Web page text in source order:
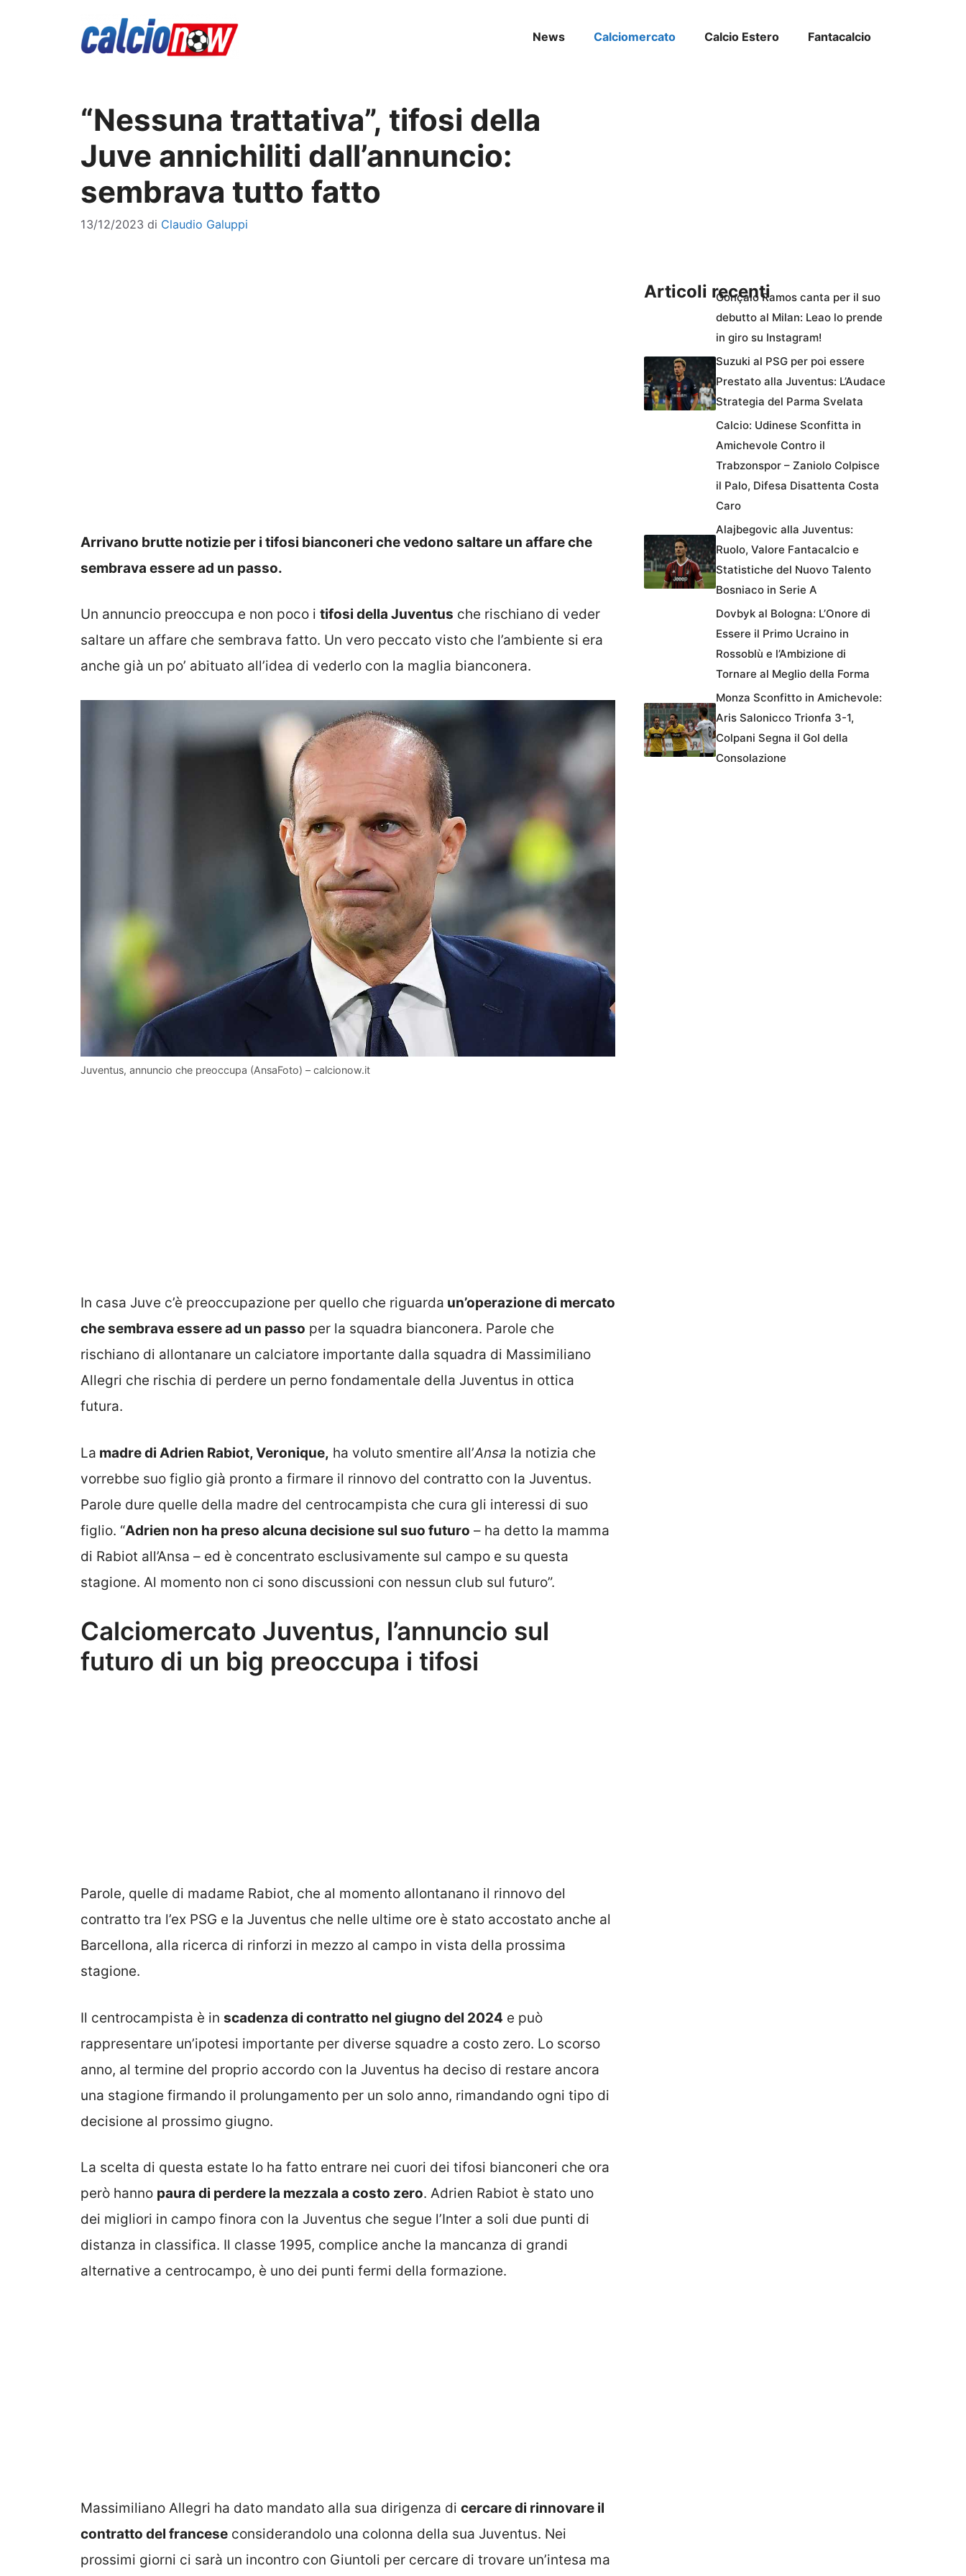
News Calciomercato Calcio Estero Fantacalcio
“Nessuna trattativa”, tifosi della
Juve annichiliti dall’annuncio:
sembrava tutto fatto
13/12/2023 di Claudio Galuppi
Arrivano brutte notizie per i tifosi bianconeri che vedono saltare un affare che
sembrava essere ad un passo.
Un annuncio preoccupa e non poco i tifosi della Juventus che rischiano di veder
saltare un affare che sembrava fatto. Un vero peccato visto che l’ambiente si era
anche già un po’ abituato all’idea di vederlo con la maglia bianconera.
Juventus, annuncio che preoccupa (AnsaFoto) – calcionow.it
In casa Juve c’è preoccupazione per quello che riguarda un’operazione di mercato
che sembrava essere ad un passo per la squadra bianconera. Parole che
rischiano di allontanare un calciatore importante dalla squadra di Massimiliano
Allegri che rischia di perdere un perno fondamentale della Juventus in ottica
futura.
La madre di Adrien Rabiot, Veronique, ha voluto smentire all’Ansa la notizia che
vorrebbe suo figlio già pronto a firmare il rinnovo del contratto con la Juventus.
Parole dure quelle della madre del centrocampista che cura gli interessi di suo
figlio. “Adrien non ha preso alcuna decisione sul suo futuro – ha detto la mamma
di Rabiot all’Ansa – ed è concentrato esclusivamente sul campo e su questa
stagione. Al momento non ci sono discussioni con nessun club sul futuro”.
Calciomercato Juventus, l’annuncio sul
futuro di un big preoccupa i tifosi
Parole, quelle di madame Rabiot, che al momento allontanano il rinnovo del
contratto tra l’ex PSG e la Juventus che nelle ultime ore è stato accostato anche al
Barcellona, alla ricerca di rinforzi in mezzo al campo in vista della prossima
stagione.
Il centrocampista è in scadenza di contratto nel giugno del 2024 e può
rappresentare un’ipotesi importante per diverse squadre a costo zero. Lo scorso
anno, al termine del proprio accordo con la Juventus ha deciso di restare ancora
una stagione firmando il prolungamento per un solo anno, rimandando ogni tipo di
decisione al prossimo giugno.
La scelta di questa estate lo ha fatto entrare nei cuori dei tifosi bianconeri che ora
però hanno paura di perdere la mezzala a costo zero. Adrien Rabiot è stato uno
dei migliori in campo finora con la Juventus che segue l’Inter a soli due punti di
distanza in classifica. Il classe 1995, complice anche la mancanza di grandi
alternative a centrocampo, è uno dei punti fermi della formazione.
Massimiliano Allegri ha dato mandato alla sua dirigenza di cercare di rinnovare il
contratto del francese considerandolo una colonna della sua Juventus. Nei
prossimi giorni ci sarà un incontro con Giuntoli per cercare di trovare un’intesa ma
Articoli recentiGonçalo Ramos canta per il suo
debutto al Milan: Leao lo prende
in giro su Instagram!
Suzuki al PSG per poi essere
Prestato alla Juventus: L’Audace
Strategia del Parma Svelata
Calcio: Udinese Sconfitta in
Amichevole Contro il
Trabzonspor – Zaniolo Colpisce
il Palo, Difesa Disattenta Costa
Caro
Alajbegovic alla Juventus:
Ruolo, Valore Fantacalcio e
Statistiche del Nuovo Talento
Bosniaco in Serie A
Dovbyk al Bologna: L’Onore di
Essere il Primo Ucraino in
Rossoblù e l’Ambizione di
Tornare al Meglio della Forma
Monza Sconfitto in Amichevole:
Aris Salonicco Trionfa 3-1,
Colpani Segna il Gol della
Consolazione